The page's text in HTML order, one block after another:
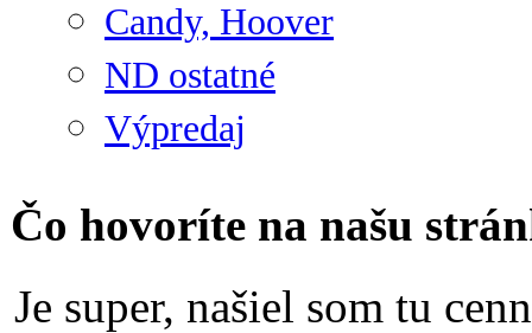
Candy, Hoover
ND ostatné
Výpredaj
Čo hovoríte na našu
Je super, našiel som tu